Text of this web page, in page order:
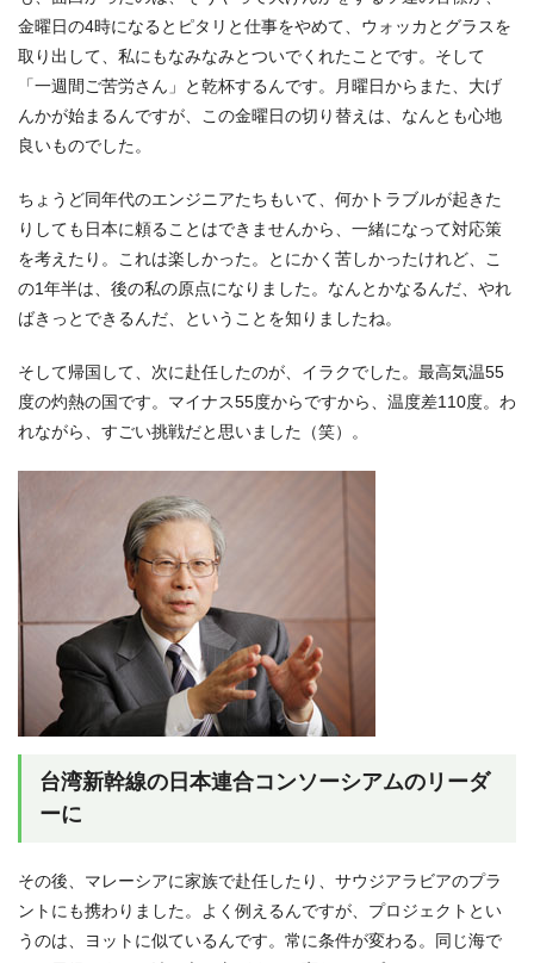
金曜日の4時になるとピタリと仕事をやめて、ウォッカとグラスを
取り出して、私にもなみなみとついでくれたことです。そして
「一週間ご苦労さん」と乾杯するんです。月曜日からまた、大げ
んかが始まるんですが、この金曜日の切り替えは、なんとも心地
良いものでした。
ちょうど同年代のエンジニアたちもいて、何かトラブルが起きた
りしても日本に頼ることはできませんから、一緒になって対応策
を考えたり。これは楽しかった。とにかく苦しかったけれど、こ
の1年半は、後の私の原点になりました。なんとかなるんだ、やれ
ばきっとできるんだ、ということを知りましたね。
そして帰国して、次に赴任したのが、イラクでした。最高気温55
度の灼熱の国です。マイナス55度からですから、温度差110度。わ
れながら、すごい挑戦だと思いました（笑）。
台湾新幹線の日本連合コンソーシアムのリーダ
ーに
その後、マレーシアに家族で赴任したり、サウジアラビアのプラ
ントにも携わりました。よく例えるんですが、プロジェクトとい
うのは、ヨットに似ているんです。常に条件が変わる。同じ海で